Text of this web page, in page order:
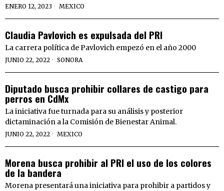
ENERO 12, 2023 MEXICO
Claudia Pavlovich es expulsada del PRI
La carrera política de Pavlovich empezó en el año 2000
JUNIO 22, 2022 SONORA
Diputado busca prohibir collares de castigo para
perros en CdMx
La iniciativa fue turnada para su análisis y posterior
dictaminación a la Comisión de Bienestar Animal.
JUNIO 22, 2022 MEXICO
Morena busca prohibir al PRI el uso de los colores
de la bandera
Morena presentará una iniciativa para prohibir a partidos y